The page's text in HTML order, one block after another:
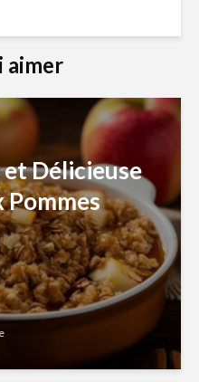
aimer
Délicieuse
Pommes